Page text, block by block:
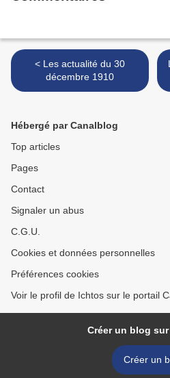
< Les actualité du 30
décembre 1910
Hébergé par Canalblog
Top articles
Pages
Contact
Signaler un abus
C.G.U.
Cookies et données personnelles
Préférences cookies
Voir le profil de Ichtos sur le portail
Créer un blog
Créer un